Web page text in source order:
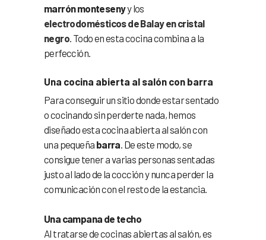
marrón montesenyy los
electrodomésticos de Balay en cristal
negro . Todo en esta cocina combina a la
perfección.
Una cocina abierta al salón con barra
Para conseguir un sitio donde estar sentado
o cocinando sin perderte nada, hemos
diseñado esta cocina abierta al salón con
una pequeña barra . De este modo, se
consigue tener a varias personas sentadas
justo al lado de la cocción y nunca perder la
comunicación con el resto de la estancia.
Una campana de techo
Al tratarse de cocinas abiertas al salón, es